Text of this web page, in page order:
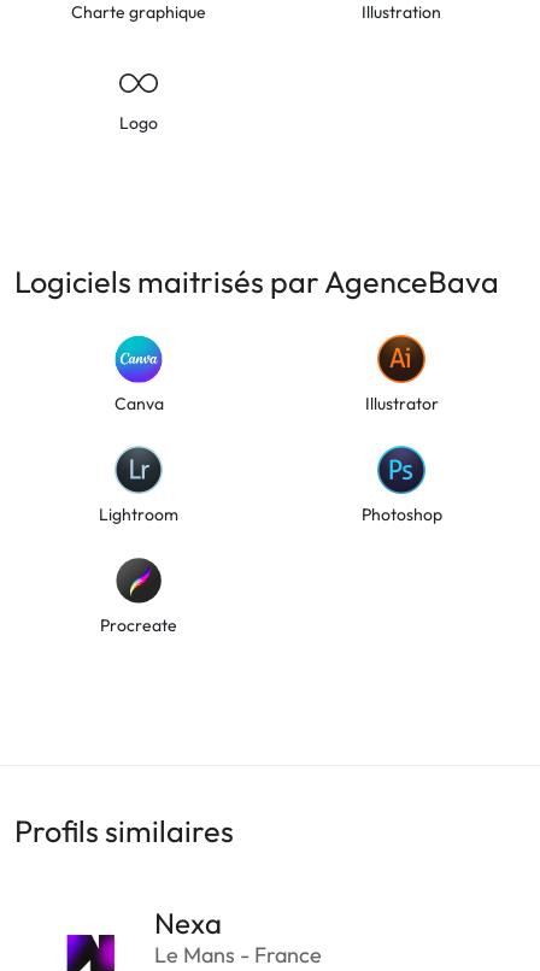
Charte graphique Illustration
Logo
Logiciels maitrisés par AgenceBava
Canva Illustrator
Lightroom Photoshop
Procreate
Profils similaires
Nexa
Le Mans - France